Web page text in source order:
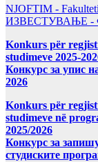
NJOFTIM -
ИЗВЕСТУВАЊЕ -
Konkurs për
studimeve 2025-
Конкурс за упис
2026
Konkurs për
studimeve në
2025/2026
Конкурс за
студиските